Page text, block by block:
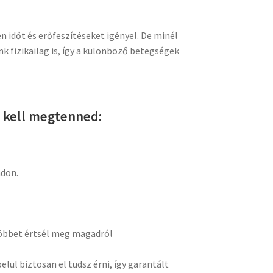
időt és erőfeszítéseket igényel. De minél
fizikailag is, így a különböző betegségek
kell megtenned:
értsél meg magadról
biztosan el tudsz érni, így garantált